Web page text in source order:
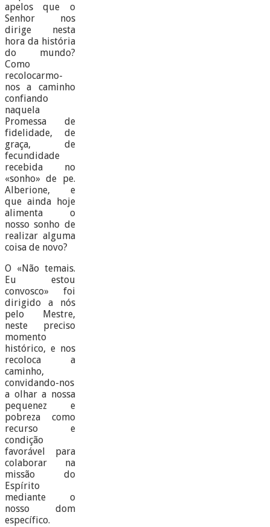
apelos que o
Senhor nos
dirige nesta
hora da história
do mundo?
Como
recolocarmo-
nos a caminho
confiando
naquela
Promessa de
fidelidade, de
graça, de
fecundidade
recebida no
«sonho» de pe.
Alberione, e
que ainda hoje
alimenta o
nosso sonho de
realizar alguma
coisa de novo?
O «Não temais.
Eu estou
convosco» foi
dirigido a nós
pelo Mestre,
neste preciso
momento
histórico, e nos
recoloca a
caminho,
convidando-nos
a olhar a nossa
pequenez e
pobreza como
recurso e
condição
favorável para
colaborar na
missão do
Espírito
mediante o
nosso dom
específico.